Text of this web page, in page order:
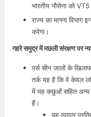
भारतीय नौसेना को
राज्य का मत्स्य विभाग
करेगा।
गहरे समुद्र में मछली संरक्षण पर
पर्स सीन जालों के
तर्क यह है कि वे केवल
में यह कछुओं सहित अन्य
हैं।
यह व्यापार